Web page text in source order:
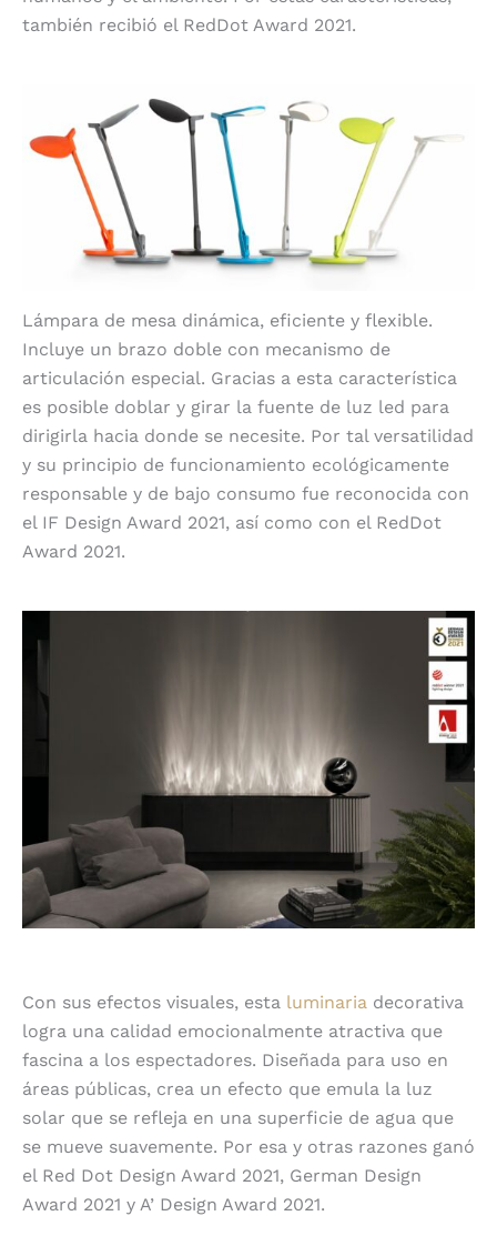
también recibió el RedDot Award 2021.
Lámpara de mesa dinámica, eficiente y flexible.
Incluye un brazo doble con mecanismo de
articulación especial. Gracias a esta característica
es posible doblar y girar la fuente de luz led para
dirigirla hacia donde se necesite. Por tal versatilidad
y su principio de funcionamiento ecológicamente
responsable y de bajo consumo fue reconocida con
el IF Design Award 2021, así como con el RedDot
Award 2021.
Con sus efectos visuales, esta luminaria decorativa
logra una calidad emocionalmente atractiva que
fascina a los espectadores. Diseñada para uso en
áreas públicas, crea un efecto que emula la luz
solar que se refleja en una superficie de agua que
se mueve suavemente. Por esa y otras razones ganó
el Red Dot Design Award 2021, German Design
Award 2021 y A’ Design Award 2021.